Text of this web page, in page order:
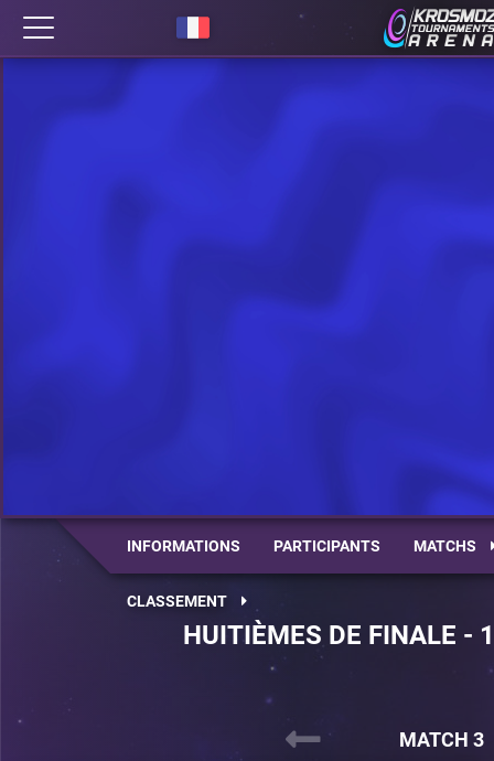
INFORMATIONS PARTICIPANTS MATCHS
CLASSEMENT
HUITIÈMES DE FINALE
MATCH 3